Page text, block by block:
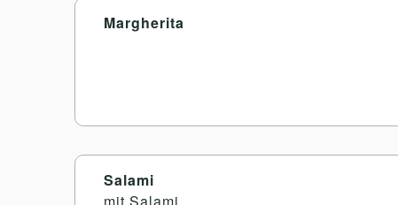
Margherita
Salami